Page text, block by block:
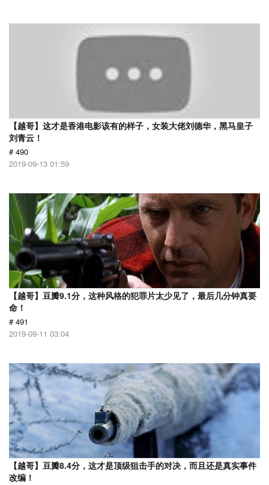
【越哥】这才是香港电影该有的样子，女装大佬刘德华，黑马皇子
刘青云！
# 490
2019-09-13 01:59
【越哥】豆瓣9.1分，这种风格的犯罪片太少见了，最后几分钟真要
命！
# 491
2019-09-11 03:04
【越哥】豆瓣8.4分，这才是顶级狙击手的对决，而且还是真实事件
改编！